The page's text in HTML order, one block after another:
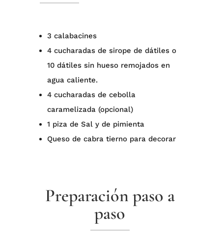
3 calabacines ⁠
4 cucharadas de sirope de dátiles o
10 dátiles sin hueso remojados en
agua caliente.⁠
4 cucharadas de cebolla
caramelizada (opcional)⁠
1 piza de Sal y de pimienta ⁠
Queso de cabra tierno para decorar⁠
Preparación paso a
paso